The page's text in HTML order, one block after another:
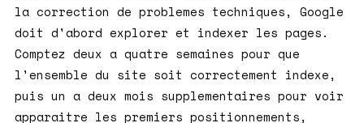
la correction de problemes techniques, Google
doit d'abord explorer et indexer les pages.
Comptez deux a quatre semaines pour que
l'ensemble du site soit correctement indexe,
puis un a deux mois supplementaires pour voir
apparaitre les premiers positionnements,